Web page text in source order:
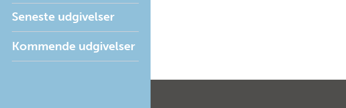
Seneste udgivelser
Kommende udgivelser